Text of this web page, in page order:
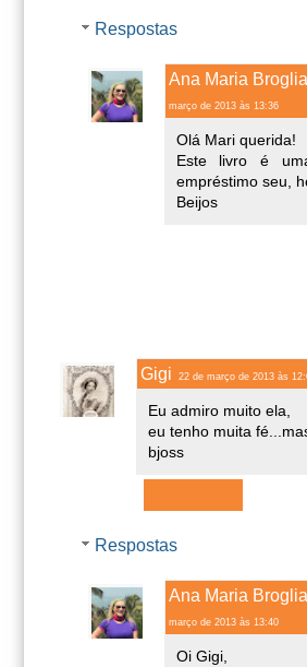
Respostas
Ana Maria
março de 2013 às 13:36
Olá Mari querida!
Este livro é
empréstimo seu,
Beijos
Gigi 22 de março de 2013 às
Eu admiro muito ela,
eu tenho muita
bjoss
Respostas
Ana Maria
março de 2013 às 13:40
Oi Gigi,